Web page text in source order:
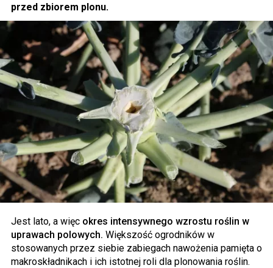
przed zbiorem plonu.
Jest lato, a więc okres intensywnego wzrostu roślin w
uprawach polowych. Większość ogrodników w
stosowanych przez siebie zabiegach nawożenia pamięta o
makroskładnikach i ich istotnej roli dla plonowania roślin.